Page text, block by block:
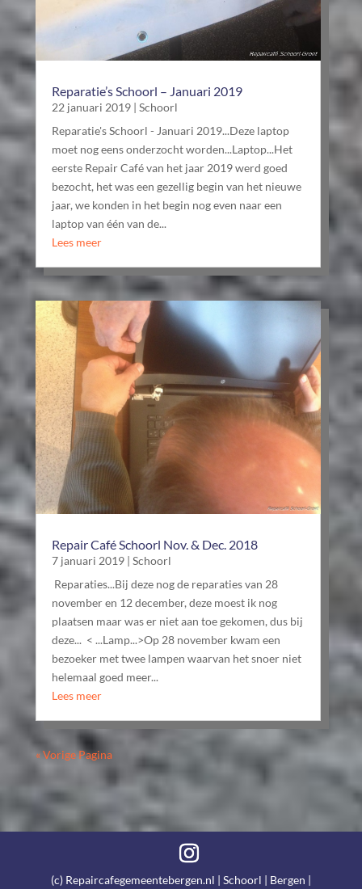
Reparatie’s Schoorl – Januari 2019
22 januari 2019 |Schoorl
Reparatie's Schoorl - Januari 2019...Deze laptop
moet nog eens onderzocht worden...Laptop...Het
eerste Repair Café van het jaar 2019 werd goed
bezocht, het was een gezellig begin van het nieuwe
jaar, we konden in het begin nog even naar een
laptop van één van de...
Lees meer
Repair Café Schoorl Nov. & Dec. 2018
7 januari 2019 |Schoorl
Reparaties...Bij deze nog de reparaties van 28
november en 12 december, deze moest ik nog
plaatsen maar was er niet aan toe gekomen, dus bij
deze... < ...Lamp...>Op 28 november kwam een
bezoeker met twee lampen waarvan het snoer niet
helemaal goed meer...
Lees meer
« Vorige Pagina
(c) Repaircafegemeentebergen.nl | Schoorl | Bergen |